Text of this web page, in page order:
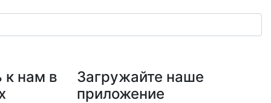
к нам в
Загружайте наше
приложение